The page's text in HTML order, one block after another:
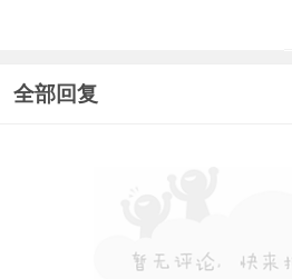
全部回复